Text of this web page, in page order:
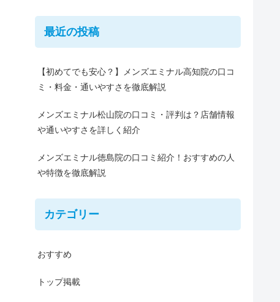
最近の投稿
【初めてでも安心？】メンズエミナル高知院の口コ
ミ・料金・通いやすさを徹底解説
メンズエミナル松山院の口コミ・評判は？店舗情報
や通いやすさを詳しく紹介
メンズエミナル徳島院の口コミ紹介！おすすめの人
や特徴を徹底解説
カテゴリー
おすすめ
トップ掲載